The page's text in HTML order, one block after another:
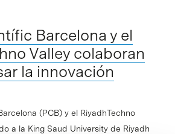
Barcelona y el
Valley colaboran
la innovación
(PCB) y el RiyadhTechno
a la King Saud University de Riyadh